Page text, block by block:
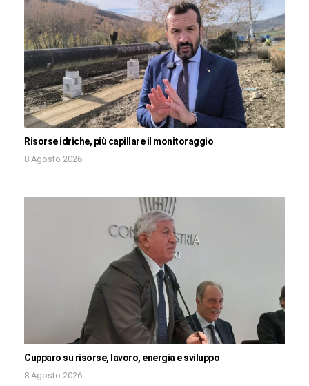
Risorse idriche, più capillare il monitoraggio
8 Agosto 2026
Cupparo su risorse, lavoro, energia e sviluppo
8 Agosto 2026